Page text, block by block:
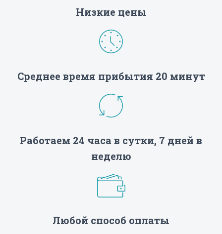
Низкие цены
Среднее время прибытия 20 минут
Работаем 24 часа в сутки, 7 дней в
неделю
Любой способ оплаты